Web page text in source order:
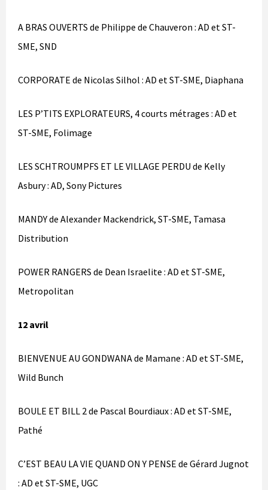
A BRAS OUVERTS de Philippe de Chauveron : AD et ST-
SME, SND
CORPORATE de Nicolas Silhol : AD et ST-SME, Diaphana
LES P’TITS EXPLORATEURS, 4 courts métrages : AD et
ST-SME, Folimage
LES SCHTROUMPFS ET LE VILLAGE PERDU de Kelly
Asbury : AD, Sony Pictures
MANDY de Alexander Mackendrick, ST-SME, Tamasa
Distribution
POWER RANGERS de Dean Israelite : AD et ST-SME,
Metropolitan
12 avril
BIENVENUE AU GONDWANA de Mamane : AD et ST-SME,
Wild Bunch
BOULE ET BILL 2 de Pascal Bourdiaux : AD et ST-SME,
Pathé
C’EST BEAU LA VIE QUAND ON Y PENSE de Gérard Jugnot
: AD et ST-SME, UGC